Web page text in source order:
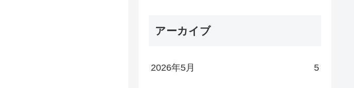
アーカイブ
2026年5月 5